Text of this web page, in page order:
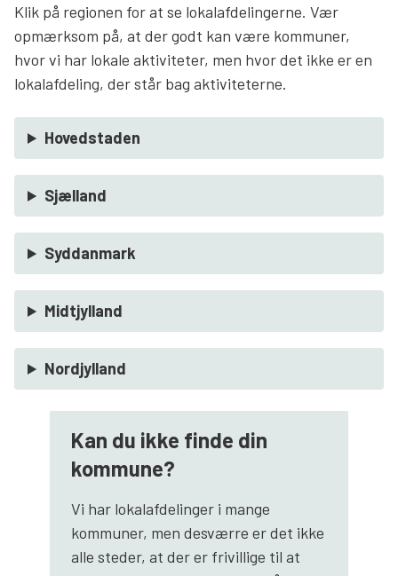
Presse og politik
Støt os
Søg
Klik på regionen for at se lokalafdelingerne. Vær
opmærksom på, at der godt kan være kommuner,
hvor vi har lokale aktiviteter, men hvor det ikke er en
lokalafdeling, der står bag aktiviteterne.
Hovedstaden
Sjælland
Syddanmark
Midtjylland
Nordjylland
Kan du ikke finde din
kommune?
Vi har lokalafdelinger i mange
kommuner, men desværre er det ikke
alle steder, at der er frivillige til at